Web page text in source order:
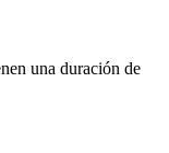
una duración de